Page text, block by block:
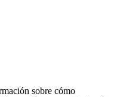
sobre cómo